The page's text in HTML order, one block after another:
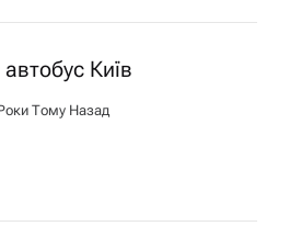
Київ
Тому Назад